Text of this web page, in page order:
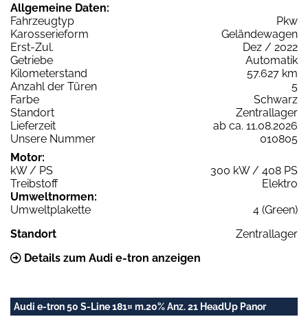
Allgemeine Daten:
Fahrzeugtyp
Pkw
Karosserieform
Geländewagen
Erst-Zul.
Dez / 2022
Getriebe
Automatik
Kilometerstand
57.627 km
Anzahl der Türen
5
Farbe
Schwarz
Standort
Zentrallager
Lieferzeit
ab ca. 11.08.2026
Unsere Nummer
010805
Motor:
kW / PS
300 kW / 408 PS
Treibstoff
Elektro
Umweltnormen:
Umweltplakette
4 (Green)
Standort
Zentrallager
Details zum Audi e-tron anzeigen
Audi e-tron 50 S-Line 181¤ m.20% Anz. 21 HeadUp Panor